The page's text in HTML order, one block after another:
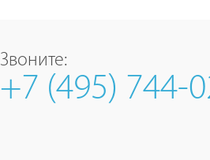
Звоните:
+7 (495) 744-